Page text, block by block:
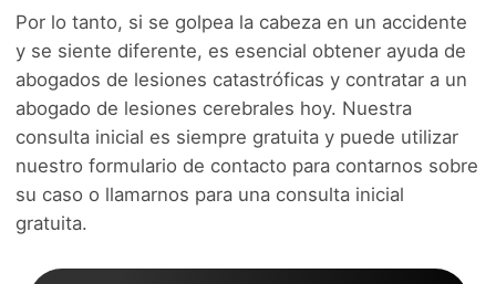
Por lo tanto, si se golpea la cabeza en un accidente
y se siente diferente, es esencial obtener ayuda de
abogados de lesiones catastróficas y contratar a un
abogado de lesiones cerebrales hoy. Nuestra
consulta inicial es siempre gratuita y puede utilizar
nuestro formulario de contacto para contarnos sobre
su caso o llamarnos para una consulta inicial
gratuita.